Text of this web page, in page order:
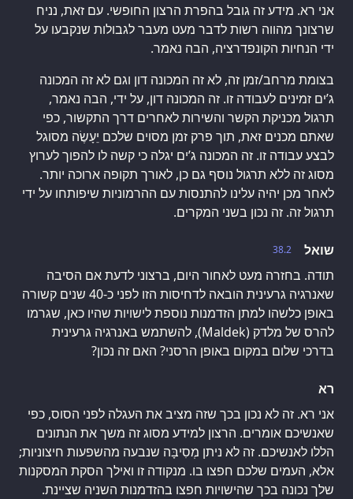
אני רא. מידע זה גובל בהפרת הרצון החופשי. עם זאת, נניח
שרצונך מהווה רשות לדבר מעט מעבר לגבולות שנקבעו על
ידי הנחיות הקונפדרציה, הבה נאמר.
בצומת מרחב/זמן זה, לא זה המכונה דון וגם לא זה המכונה
ג’ים זמינים לעבודה זו. זה המכונה דון, על ידי, הבה נאמר,
תרגול מכניקת הקשר והשירות לאחרים דרך התקשור, כפי
שאתם מכנים זאת, תוך פרק זמן מסוים שלכם יֵעָשֶׂה מסוגל
לבצע עבודה זו. זה המכונה ג’ים יגלה כי קשה לו להפוך לערוץ
מסוג זה ללא תרגול נוסף גם כן, לאורך תקופה ארוכה יותר.
לאחר מכן יהיה עלינו להתנסות עם ההרמוניות שיפותחו על ידי
תרגול זה. זה נכון בשני המקרים.
38.2
שואל
תודה. בחזרה מעט לאחור היום, ברצוני לדעת אם הסיבה
שאנרגיה גרעינית הובאה לדחיסות הזו לפני כ-40 שנים קשורה
באופן כלשהו למתן הזדמנות נוספת לישויות שהיו כאן, שגרמו
להרס של מלדק (Maldek), להשתמש באנרגיה גרעינית
בדרכי שלום במקום באופן הרסני? האם זה נכון?
רא
אני רא. זה לא נכון בכך שזה מציב את העגלה לפני הסוס, כפי
שאנשיכם אומרים. הרצון למידע מסוג זה משך את הנתונים
הללו לאנשיכם. זה לא ניתן מְסִיבָּה שנבעה מהשפעות חיצוניות;
אלא, העמים שלכם חפצו בו. מנקודה זו ואילך הסקת המסקנות
שלך נכונה בכך שהישויות חפצו בהזדמנות השניה שציינת.